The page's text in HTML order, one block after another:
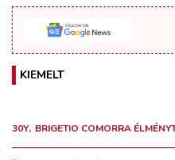
KIEMELT
30Y BRIGETIO COMORRA